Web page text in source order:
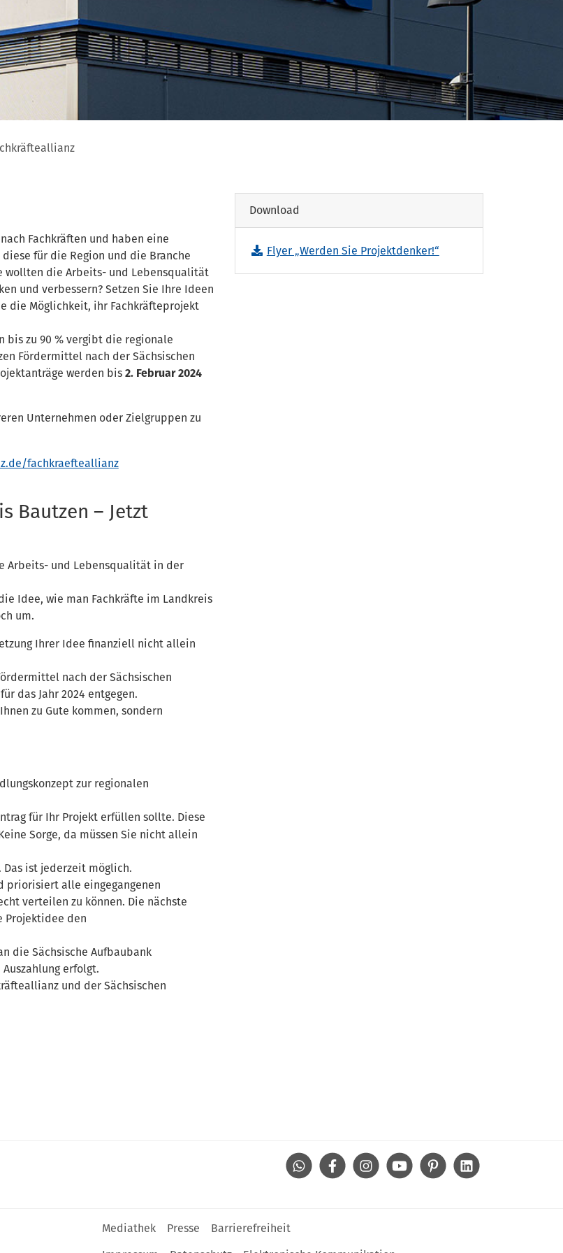
Fachkräften und haben eine
für die Region und die Branche
wollten die Arbeits- und Lebensqualität
und verbessern? Setzen Sie Ihre Ideen
die Möglichkeit, ihr Fachkräfteprojekt
bis zu 90 % vergibt die regionale
Fördermittel nach der Sächsischen
werden bis 2. Februar 2024
Unternehmen oder Zielgruppen zu
fachkraefteallianz
Bautzen – Jetzt
Arbeits- und Lebensqualität in der
Idee, wie man Fachkräfte im Landkreis
um.
Ihrer Idee finanziell nicht allein
nach der Sächsischen
das Jahr 2024 entgegen.
zu Gute kommen, sondern
zur regionalen
für Ihr Projekt erfüllen sollte. Diese
Sorge, da müssen Sie nicht allein
Das ist jederzeit möglich.
priorisiert alle eingegangenen
verteilen zu können. Die nächste
Projektidee den
die Sächsische Aufbaubank
erfolgt.
und der Sächsischen
Download
Flyer „Werden Sie Projektdenker!“
WhatsAppFacebookInstagramYoutube Pinterest
Mediathek Presse
Barrierefreiheit